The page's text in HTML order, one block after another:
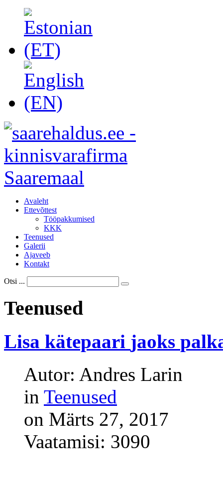
Avaleht
Ettevõttest
Tööpakkumised
KKK
Teenused
Galerii
Ajaveeb
Kontakt
Otsi ...
Teenused
Lisa kätepaari jaoks
Autor: Andres Larin
in Teenused
on Märts 27, 2017
Vaatamisi: 3090